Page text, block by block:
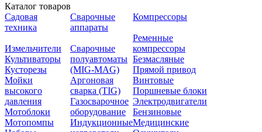
Каталог товаров
Садовая
техника
Измельчители
Культиваторы
Кусторезы
Мойки
высокого
давления
Мотоблоки
Мотопомпы
Сварочные
аппараты
Сварочные
полуавтоматы
(MIG-MAG)
Аргоновая
сварка (TIG)
Газосварочное
оборудование
Индукционные
Компрессоры
Ременные
компрессоры
Безмасляные
Прямой привод
Винтовые
Поршневые блоки
Электродвигатели
Бензиновые
Медицинские